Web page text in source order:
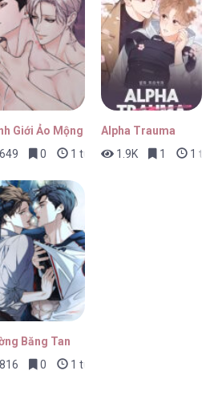
Của Tôi [...] – Chap 05
Của Tôi [...] – Chap 04
Của Tôi [...] – Chap 03
Giới Ảo Mộng
649
0 1 tuần trước
Alpha Trauma
1.9K
1 1
Băng Tan
816
0 1 tuần trước